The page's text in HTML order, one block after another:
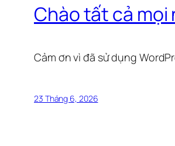
Chào tất cả mọi
Cảm ơn vì đã sử dụng
23 Tháng 6, 2026